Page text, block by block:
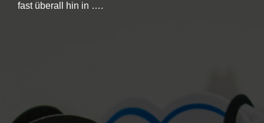
fast überall hin in ….